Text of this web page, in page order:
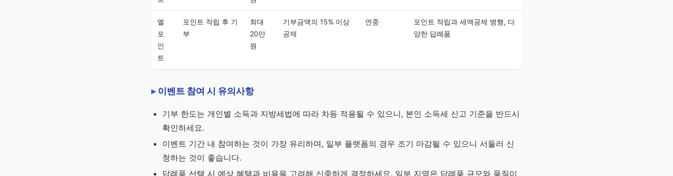
엘
포
인
트
포인트 적립 후 기
부
최대
20만
원
기부금액의 15% 이상
공제
연중
포인트 적립과 세액공제 병행, 다
양한 답례품
이벤트 참여 시 유의사항
기부 한도는 개인별 소득과 지방세법에 따라 차등 적용될 수 있으니, 본인 소득세 신고 기준을 반드시
확인하세요.
이벤트 기간 내 참여하는 것이 가장 유리하며, 일부 플랫폼의 경우 조기 마감될 수 있으니 서둘러 신
청하는 것이 좋습니다.
답례품 선택 시 예상 혜택과 비용을 고려해 신중하게 결정하세요. 일부 지역은 답례품 규모와 품질이